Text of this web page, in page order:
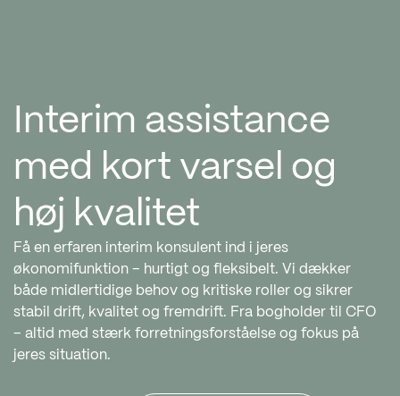
Interim assistance
med kort varsel og
høj kvalitet
Få en erfaren interim konsulent ind i jeres
økonomifunktion – hurtigt og fleksibelt. Vi dækker
både midlertidige behov og kritiske roller og sikrer
stabil drift, kvalitet og fremdrift. Fra bogholder til CFO
– altid med stærk forretningsforståelse og fokus på
jeres situation.